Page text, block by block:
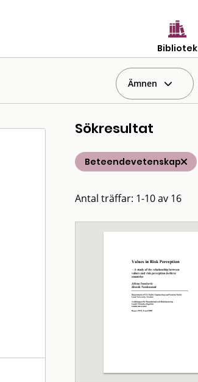
Bibliotek
Ämnen
Sökresultat
Beteendevetenskap
Antal träffar: 1-10 av 16